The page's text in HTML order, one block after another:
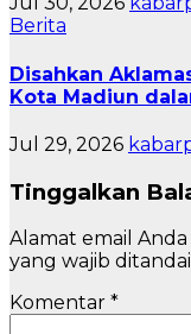
Berita
Disahkan
Kota Madiun
Jul 29, 2026
Tinggalkan
Alamat email
yang wajib ditandai
Komentar *